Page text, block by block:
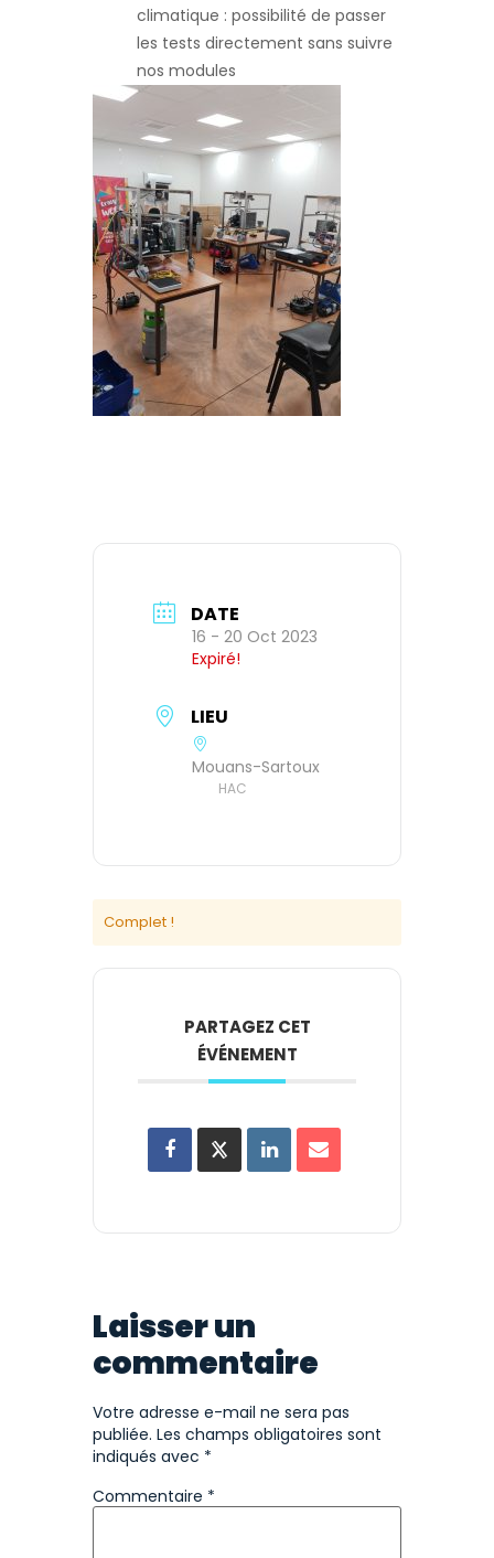
climatique : possibilité de passer
les tests directement sans suivre
nos modules
DATE
16 - 20 Oct 2023
Expiré!
LIEU
Mouans-Sartoux
HAC
Complet !
PARTAGEZ CET
ÉVÉNEMENT
Laisser un
commentaire
Votre adresse e-mail ne sera pas
publiée. Les champs obligatoires sont
indiqués avec *
Commentaire *